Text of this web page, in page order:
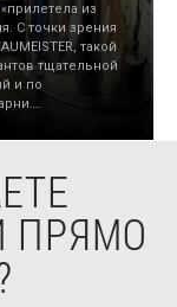
из
С точки зрения
такой
тщательной
и по
ПРЯМО